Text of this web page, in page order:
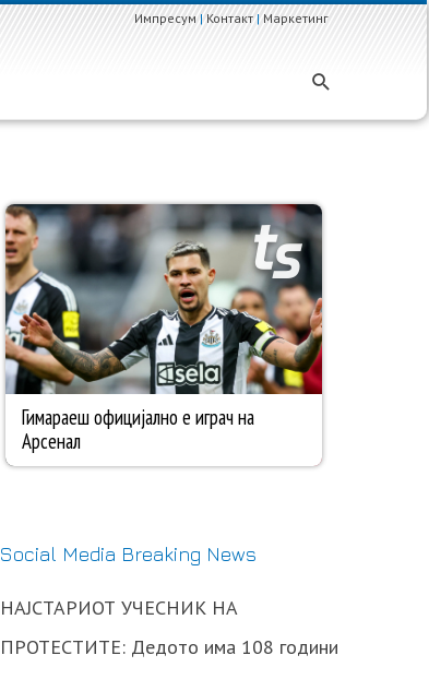
Импресум|Контакт|Маркетинг
Social Media Breaking News
НАЈСТАРИОТ УЧЕСНИК НА
ПРОТЕСТИТЕ: Дедото има 108 години